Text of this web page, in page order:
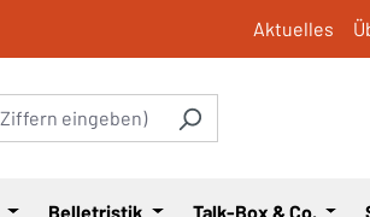
Aktuelles
Belletristik Talk-Box & Co.